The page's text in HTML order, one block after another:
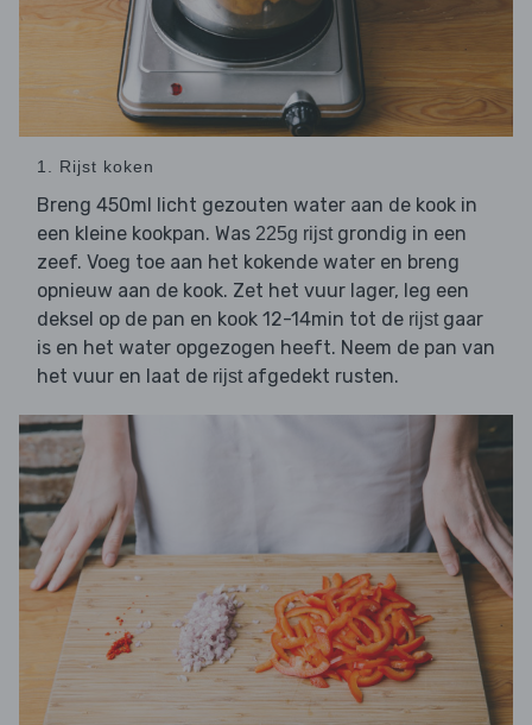
1. Rijst koken
Breng 450ml licht gezouten water aan de kook in
een kleine kookpan. Was 225g rijst grondig in een
zeef. Voeg toe aan het kokende water en breng
opnieuw aan de kook. Zet het vuur lager, leg een
deksel op de pan en kook 12-14min tot de rijst gaar
is en het water opgezogen heeft. Neem de pan van
het vuur en laat de rijst afgedekt rusten.